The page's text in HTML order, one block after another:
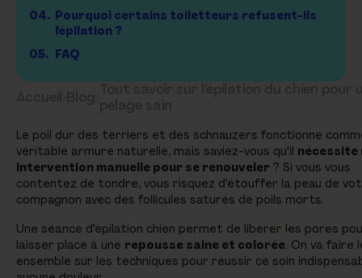
04. Pourquoi certains toiletteurs refusent-ils
l'épilation ?
05. FAQ
Le poil dur des terriers et des schnauzers fonctionne
véritable armure naturelle, mais saviez-vous qu'il nécessite
intervention manuelle pour se renouveler ? Si vous vous
contentez de tondre, vous risquez d'étouffer la peau de
compagnon avec des follicules saturés de poils morts.
Une séance d'épilation chien permet de libérer les pores
laisser place à une repousse saine et colorée. On va faire
ensemble sur les techniques pour réussir ce soin